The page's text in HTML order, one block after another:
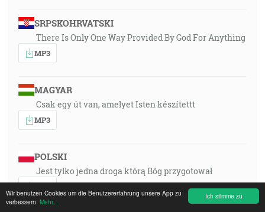
Ich stimme zu
Wir benutzen Cookies um die Benutzererfahrung unsere App zu
verbessern. Mehr...
SRPSKOHRVATSKI
There Is Only One Way Provided By God For Anything
MP3
MAGYAR
Csak egy út van, amelyet Isten készítettt
MP3
POLSKI
Jest tylko jedna droga którą Bóg przygotował